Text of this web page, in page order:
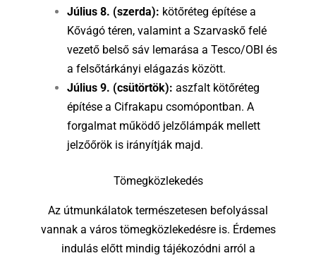
Július 8. (szerda): kötőréteg építése a
Kővágó téren, valamint a Szarvaskő felé
vezető belső sáv lemarása a Tesco/OBI és
a felsőtárkányi elágazás között.
Július 9. (csütörtök): aszfalt kötőréteg
építése a Cifrakapu csomópontban. A
forgalmat működő jelzőlámpák mellett
jelzőőrök is irányítják majd.
Tömegközlekedés
Az útmunkálatok természetesen befolyással
vannak a város tömegközlekedésre is. Érdemes
indulás előtt mindig tájékozódni arról a